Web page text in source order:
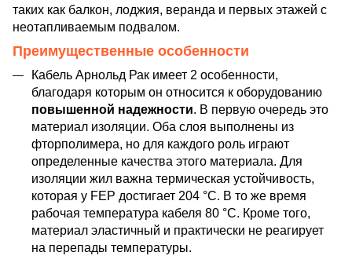
таких как балкон, лоджия, веранда и первых этажей с
неотапливаемым подвалом.
Преимущественные особенности
Кабель Арнольд Рак имеет 2 особенности,
благодаря которым он относится к оборудованию
повышенной надежности. В первую очередь это
материал изоляции. Оба слоя выполнены из
фторполимера, но для каждого роль играют
определенные качества этого материала. Для
изоляции жил важна термическая устойчивость,
которая у FEP достигает 204 °C. В то же время
рабочая температура кабеля 80 °C. Кроме того,
материал эластичный и практически не реагирует
на перепады температуры.